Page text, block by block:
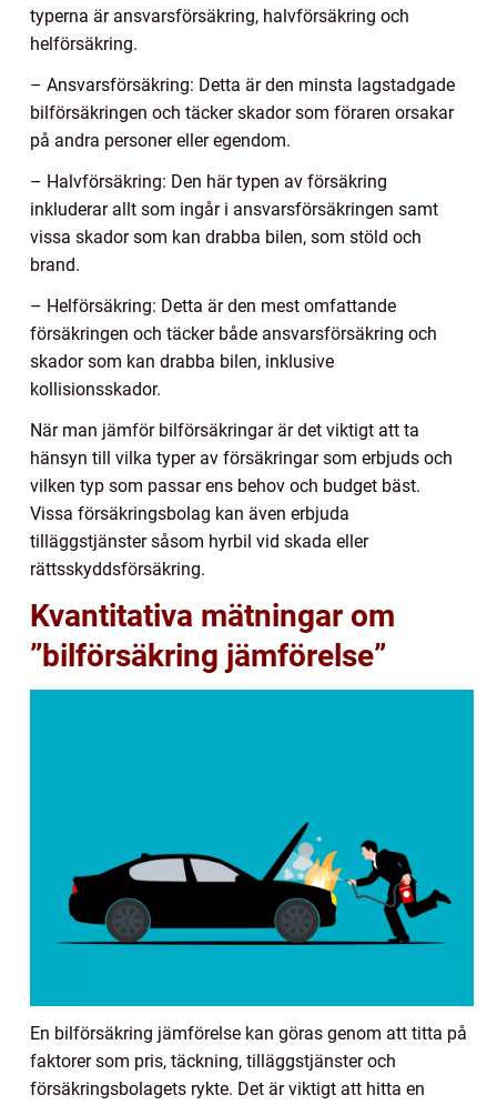
typerna är ansvarsförsäkring, halvförsäkring och
helförsäkring.
– Ansvarsförsäkring: Detta är den minsta lagstadgade
bilförsäkringen och täcker skador som föraren orsakar
på andra personer eller egendom.
– Halvförsäkring: Den här typen av försäkring
inkluderar allt som ingår i ansvarsförsäkringen samt
vissa skador som kan drabba bilen, som stöld och
brand.
– Helförsäkring: Detta är den mest omfattande
försäkringen och täcker både ansvarsförsäkring och
skador som kan drabba bilen, inklusive
kollisionsskador.
När man jämför bilförsäkringar är det viktigt att ta
hänsyn till vilka typer av försäkringar som erbjuds och
vilken typ som passar ens behov och budget bäst.
Vissa försäkringsbolag kan även erbjuda
tilläggstjänster såsom hyrbil vid skada eller
rättsskyddsförsäkring.
Kvantitativa mätningar om
”bilförsäkring jämförelse”
En bilförsäkring jämförelse kan göras genom att titta på
faktorer som pris, täckning, tilläggstjänster och
försäkringsbolagets rykte. Det är viktigt att hitta en